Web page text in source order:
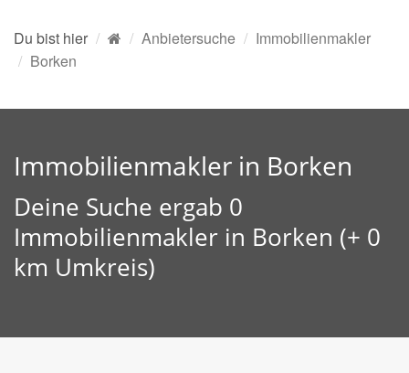
Du bist hier Anbietersuche
Immobilienmakler
Borken
Immobilienmakler in Borken
Deine Suche ergab 0
Immobilienmakler in Borken (+ 0
km Umkreis)